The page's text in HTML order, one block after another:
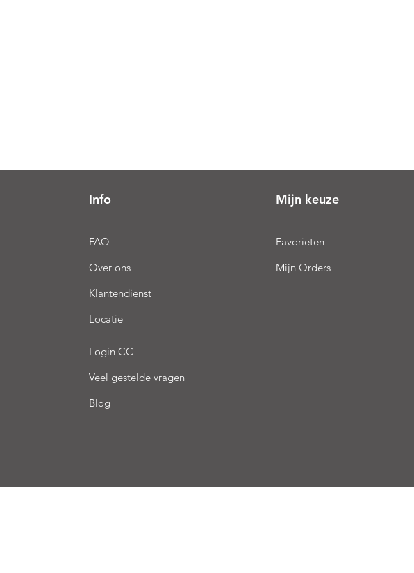
Info
FAQ
Over ons
Klantendienst
Locatie
Login CC
Veel gestelde vragen
Blog
Mijn keuze
Favorieten
Mijn Orders